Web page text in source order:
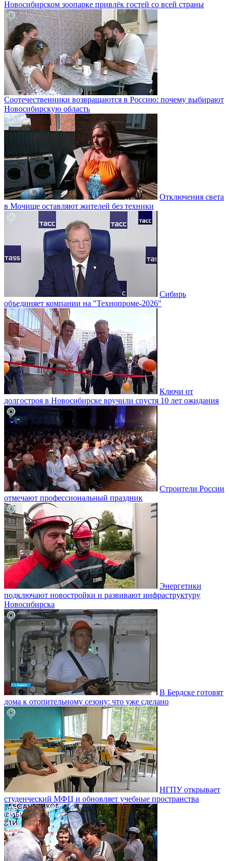
Новосибирском зоопарке привлёк гостей со всей страны
Соотечественники возвращаются в Россию: почему выбирают
Новосибирскую область
Отключения света
в Мочище оставляют жителей без техники
Сибирь
объединяет компании на "Технопроме-2026"
Ключи от
долгостроя в Новосибирске вручили спустя 10 лет ожидания
Строители России
отмечают профессиональный праздник
Энергетики
подключают новостройки и развивают инфраструктуру
Новосибирска
В Бердске готовят
дома к отопительному сезону: что уже сделано
НГПУ открывает
студенческий МФЦ и обновляет учебные пространства